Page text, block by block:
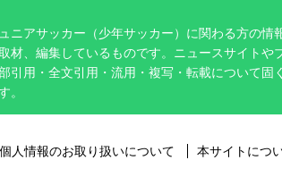
ニアサッカー（少年サッカー）に関わる方の
材、編集しているものです。ニュースサイト
引用・全文引用・流用・複写・転載について
。
個人情報のお取り扱いについて 本サイトにつ